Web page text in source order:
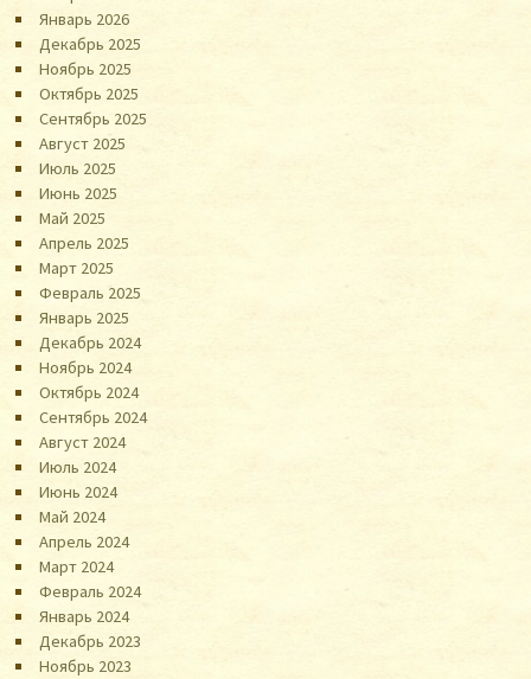
Январь 2026
Декабрь 2025
Ноябрь 2025
Октябрь 2025
Сентябрь 2025
Август 2025
Июль 2025
Июнь 2025
Май 2025
Апрель 2025
Март 2025
Февраль 2025
Январь 2025
Декабрь 2024
Ноябрь 2024
Октябрь 2024
Сентябрь 2024
Август 2024
Июль 2024
Июнь 2024
Май 2024
Апрель 2024
Март 2024
Февраль 2024
Январь 2024
Декабрь 2023
Ноябрь 2023